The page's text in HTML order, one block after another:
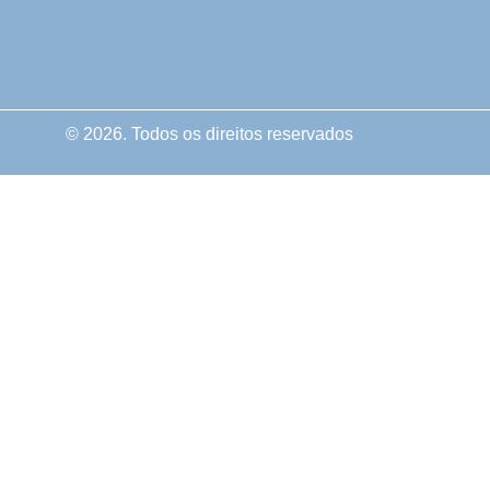
© 2026. Todos os direitos reservados